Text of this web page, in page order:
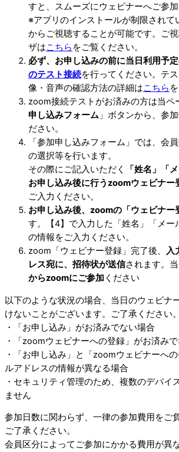
すと、スムーズにウェビナーへご参加
※アプリのインストールが制限されて
からご視聴することが可能です。ご
ザはこちら をご覧ください。
必ず、お申し込みの前に当日利用予
のテスト接続を行ってください。テ
像・音声の確認方法の詳細はこちら
zoom接続テストがお済みの方は当ペ
申し込みフォーム 」ボタンから、参
ださい。
「参加申し込みフォーム」では、会
の選択等を行います。
その際にご記入いただく
「姓名」「
お申し込み後に行うzoomウェビナー
ご入力ください。
お申し込み後、zoomの「ウェビナー
す。【4】で入力した「姓名」「メー
の情報をご入力ください。
zoom「ウェビナー登録」完了後、 入
レス宛に、招待状が送信されます。
からzoomにご参加 ください
以下のような状況の場合、当日のウェビナ
けないことがございます。ご了承ください。
・「お申し込み」がお済みでない場合
・「zoomウェビナーへの登録」がお済み
・「お申し込み」と「zoomウェビナーへ
ルアドレスの情報が異なる場合
・セキュリティ管理のため、複数のデバイ
ません
参加日数に関わらず、一律の参加費用をご
ご了承ください。
会員区分によってご参加にかかる費用が異